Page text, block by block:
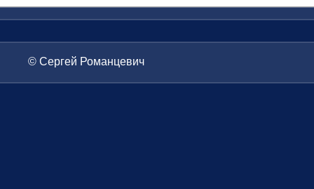
© Сергей Романцевич